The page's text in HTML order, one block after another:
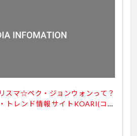
スマ☆ペク・ジョンウォンって？
トレンド情報サイトKOARI(コア